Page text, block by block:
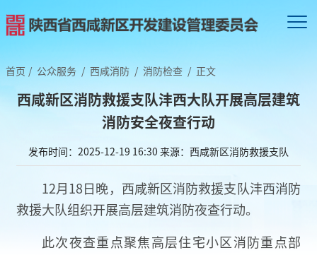
首页 / 公众服务 / 西咸消防 / 消防检查 / 正文
西咸新区消防救援支队沣西大队开展高层建筑
消防安全夜查行动
发布时间：2025-12-19 16:30 来源：西咸新区消防救援支队
12月18日晚，西咸新区消防救援支队沣西消防
救援大队组织开展高层建筑消防夜查行动。
此次夜查重点聚焦高层住宅小区消防重点部